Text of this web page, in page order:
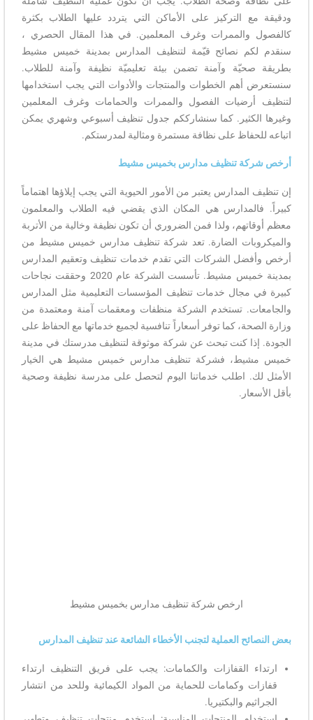
ودقيقة مع التركيز على الأماكن التي يتردد عليها الطلاب بكثرة
كالفصول والممرات وغرف المعلمين. في هذا المقال الحصري ،
سنقدم لكم نصائح قيّمة لتنظيف المدارس بمدينة خميس مشيط
بطريقة صحيّة وآمنة تضمن بيئة تعليميّة نظيفة وآمنة للطلاب.
سنستعرض أهم الخطوات والمنتجات والأدوات التي يجب استخدامها
لتنظيف أرضيات الفصول والممرات والحمامات وغرف المعلمين
وغيرها الكثير. كما سنشارككم جدول تنظيف أسبوعي وشهري يمكن
اتباعه للحفاظ على نظافة مستمرة ومثالية لمدرستكم.
أرخص شركة تنظيف مدارس بخميس مشيط
إن تنظيف المدارس يعتبر من الأمور الحيوية التي يجب إيلاؤها اهتماماً
كبيراً. فالمدارس هي المكان الذي يقضي فيه الطلاب والمعلمون
معظم أوقاتهم، ولذا فمن الضروري أن تكون نظيفة وخالية من الأتربة
والميكروبات الضارة. تعد شركة تنظيف مدارس خميس مشيط من
أرخص وأفضل الشركات التي تقدم خدمات تنظيف وتعقيم المدارس
بمدينة خميس مشيط. تأسست الشركة عام 2020 وحققت نجاحات
كبيرة في مجال خدمات تنظيف المؤسسات التعليمية مثل المدارس
والجامعات. تستخدم الشركة منظفات ومعقمات آمنة ومعتمدة من
وزارة الصحة، كما توفر أسعاراً تنافسية لجميع خدماتها مع الحفاظ على
الجودة. إذا كنت تبحث عن شركة موثوقة لتنظيف مدرستك في مدينة
خميس مشيط، فشركة تنظيف مدارس خميس مشيط هي الخيار
الأمثل لك. اطلب خدماتنا اليوم لتحصل على مدرسة نظيفة وصحية
بأقل الأسعار.
ارخص شركة تنظيف مدارس بخميس مشيط
بعض النصائح العملية لتجنب الأخطاء الشائعة عند تنظيف المدارس
ارتداء القفازات والكمامات: يجب على فريق التنظيف ارتداء
قفازات وكمامات للحماية من المواد الكيمائية وللحد من انتشار
الجراثيم والبكتيريا.